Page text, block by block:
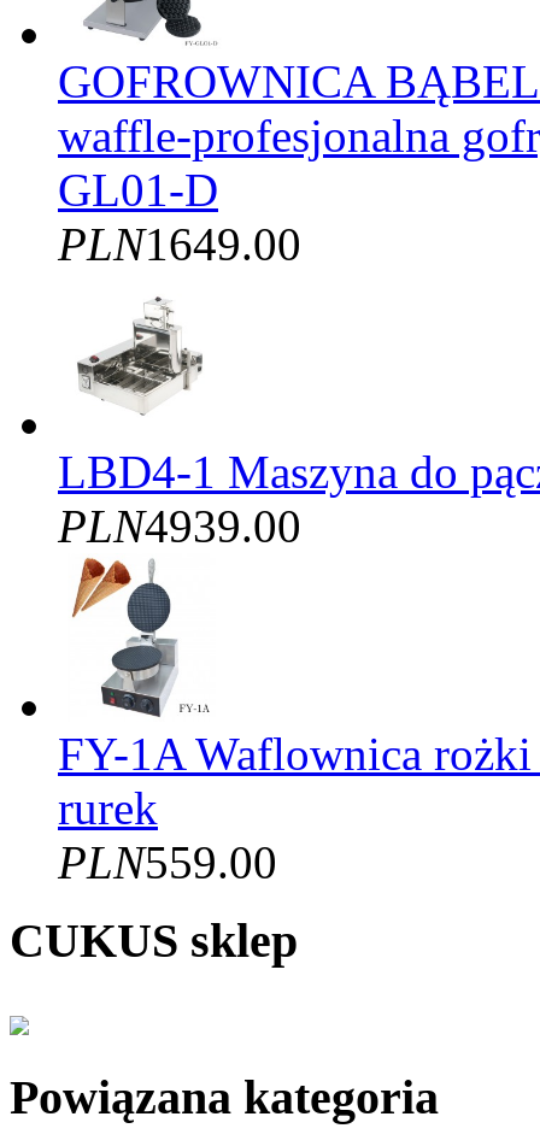
GOFROWNICA
waffle-profesjonalna
GL01-D
PLN1649.00
LBD4-1 Maszyna do
PLN4939.00
FY-1A Waflownica
rurek
PLN559.00
CUKUS sklep
Powiązana kategoria